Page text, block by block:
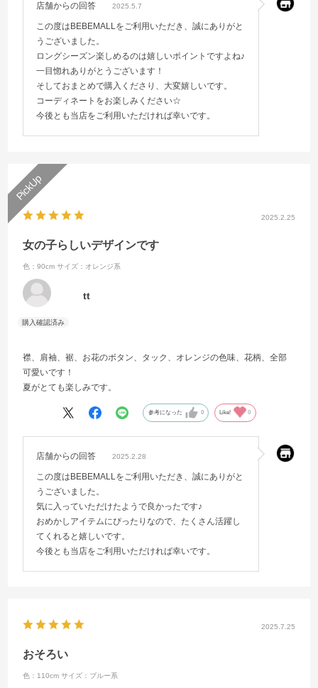
店舗からの回答 2025.5.7
この度はBEBEMALLをご利用いただき、誠にありがと
うございました。
ロングシーズン楽しめるのは嬉しいポイントですよね♪
一目惚れありがとうございます！
そしておまとめで購入くださり、大変嬉しいです。
コーディネートをお楽しみください☆
今後とも当店をご利用いただければ幸いです。
2025.2.25
女の子らしいデザインです
色：90cm サイズ：オレンジ系
tt
襟、肩袖、裾、お花のボタン、タック、オレンジの色味、花柄、全部
可愛いです！
夏がとても楽しみです。
参考になった 0 Like! 0
店舗からの回答 2025.2.28
この度はBEBEMALLをご利用いただき、誠にありがと
うございました。
気に入っていただけたようで良かったです♪
おめかしアイテムにぴったりなので、たくさん活躍し
てくれると嬉しいです。
今後とも当店をご利用いただければ幸いです。
2025.7.25
おそろい
色：110cm サイズ：ブルー系